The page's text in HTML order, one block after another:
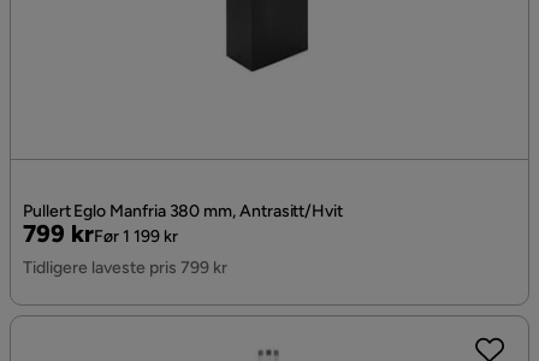
Pullert Eglo Manfria 380 mm, Antrasitt/Hvit
Pris
799 kr
Original
Pris
Før 1 199 kr
Tidligere laveste pris 799 kr